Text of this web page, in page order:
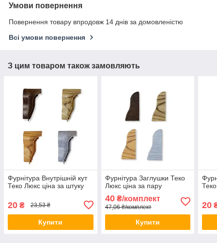
Умови повернення
Повернення товару впродовж 14 днів за домовленістю
Всі умови повернення
З цим товаром також замовляють
Фурнітура Внутрішній кут
Теко Люкс ціна за штуку
20 ₴ 23,53 ₴
Купити
Фурнітура Заглушки Теко
Люкс ціна за пару
40₴/комплект
47,06 ₴/комплект
Купити
20